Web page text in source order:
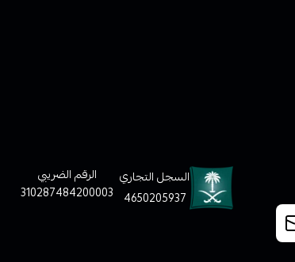
السجل التجاري
4650205937
الرقم الضريبي
310287484200003